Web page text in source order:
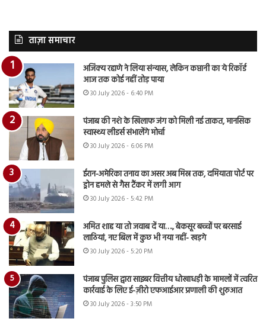
ताज़ा समाचार
अजिंक्य रहाणे ने लिया संन्यास, लेकिन कप्तानी का ये रिकॉर्ड
आज तक कोई नहीं तोड़ पाया
30 July 2026 - 6:40 PM
पंजाब की नशे के खिलाफ जंग को मिली नई ताकत, मानसिक
स्वास्थ्य लीडर्स संभालेंगे मोर्चा
30 July 2026 - 6:06 PM
ईरान-अमेरिका तनाव का असर अब मिस्र तक, दमियाता पोर्ट पर
ड्रोन हमले से गैस टैंकर में लगी आग
30 July 2026 - 5:42 PM
अमित शाह या तो जवाब दें या…., बेकसूर बच्चों पर बरसाई
लाठियां, नए बिल में कुछ भी नया नहीं- खड़गे
30 July 2026 - 5:20 PM
पंजाब पुलिस द्वारा साइबर वित्तीय धोखाधड़ी के मामलों में त्वरित
कार्रवाई के लिए ई-ज़ीरो एफआईआर प्रणाली की शुरुआत
30 July 2026 - 3:50 PM